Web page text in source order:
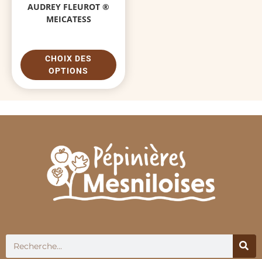
AUDREY FLEUROT ®
MEICATESS
CHOIX DES
OPTIONS